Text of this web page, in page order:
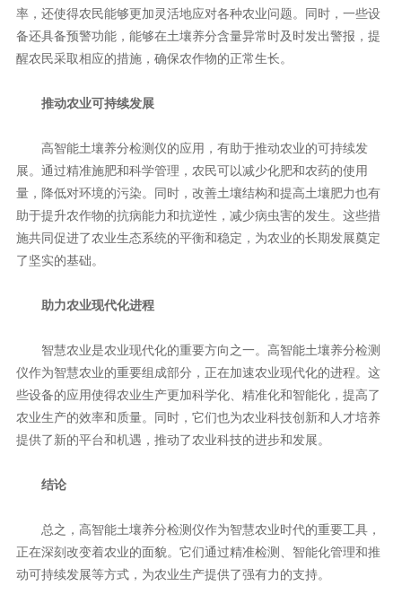
率，还使得农民能够更加灵活地应对各种农业问题。同时，一些设
备还具备预警功能，能够在土壤养分含量异常时及时发出警报，提
醒农民采取相应的措施，确保农作物的正常生长。
推动农业可持续发展
高智能土壤养分检测仪的应用，有助于推动农业的可持续发
展。通过精准施肥和科学管理，农民可以减少化肥和农药的使用
量，降低对环境的污染。同时，改善土壤结构和提高土壤肥力也有
助于提升农作物的抗病能力和抗逆性，减少病虫害的发生。这些措
施共同促进了农业生态系统的平衡和稳定，为农业的长期发展奠定
了坚实的基础。
助力农业现代化进程
智慧农业是农业现代化的重要方向之一。高智能土壤养分检测
仪作为智慧农业的重要组成部分，正在加速农业现代化的进程。这
些设备的应用使得农业生产更加科学化、精准化和智能化，提高了
农业生产的效率和质量。同时，它们也为农业科技创新和人才培养
提供了新的平台和机遇，推动了农业科技的进步和发展。
结论
总之，高智能土壤养分检测仪作为智慧农业时代的重要工具，
正在深刻改变着农业的面貌。它们通过精准检测、智能化管理和推
动可持续发展等方式，为农业生产提供了强有力的支持。